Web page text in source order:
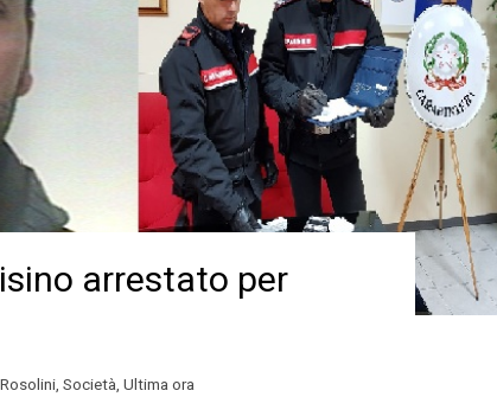
arrestato per
Rosolini Società Ultima ora